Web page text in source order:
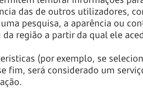
das de outros utilizadores,
pesquisa, a aparência ou
região a partir da qual ele
(por exemplo, se
fim, será considerado um